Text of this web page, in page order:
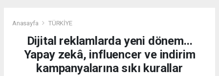
Anasayfa TÜRKİYE
Dijital reklamlarda yeni dönem...
Yapay zekâ, influencer ve indirim
kampanyalarına sıkı kurallar